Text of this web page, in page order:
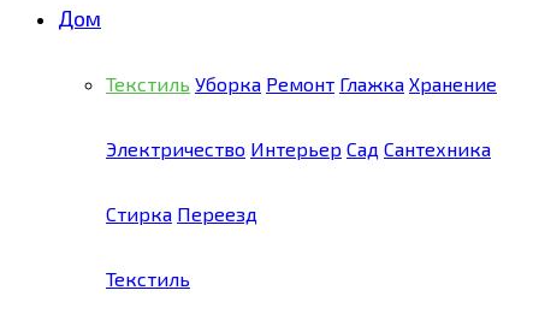
Дом
Текстиль Уборка Ремонт Глажка Хранение
Электричество Интерьер Сад Сантехника
Стирка Переезд
Текстиль